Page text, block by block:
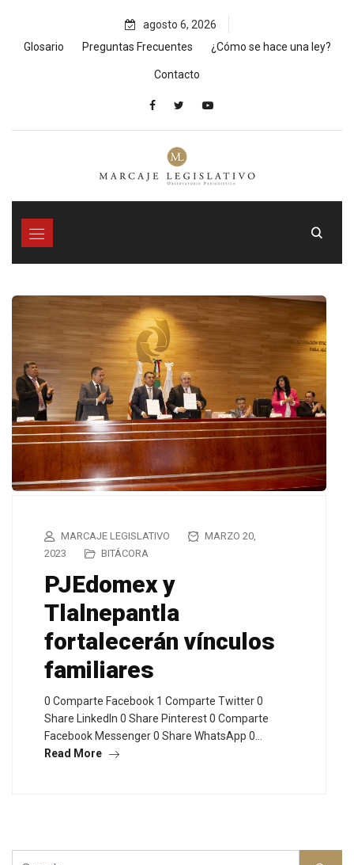
content
agosto 6, 2026
Glosario
Preguntas Frecuentes ¿Cómo se hace una ley?
Contacto
MARCAJE LEGISLATIVO
MARZO 20,
2023
BITÁCORA
PJEdomex y
Tlalnepantla
fortalecerán vínculos
familiares
0 Comparte Facebook 1 Comparte Twitter 0
Share LinkedIn 0 Share Pinterest 0 Comparte
Facebook Messenger 0 Share WhatsApp 0…
Read More